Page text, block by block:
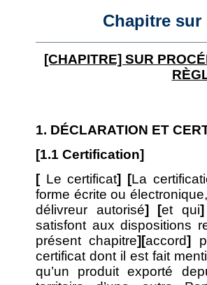
Chapitre sur
[CHAPITRE] SUR
1. DÉCLARATION ET
[1.1 Certification]
[ Le certificat] [La
forme écrite ou électronique,
délivreur autorisé] [et qui]
satisfont aux dispositions
présent chapitre][accord]
certificat dont il est fait
qu’un produit exporté